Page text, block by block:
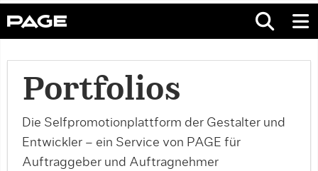
Portfolios
Die Selfpromotionplattform der Gestalter und
Entwickler – ein Service von PAGE für
Auftraggeber und Auftragnehmer